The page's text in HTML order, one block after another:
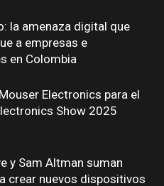
la amenaza digital que
a empresas e
en Colombia
Electronics para el
Show 2025
y Sam Altman suman
crear nuevos dispositivos